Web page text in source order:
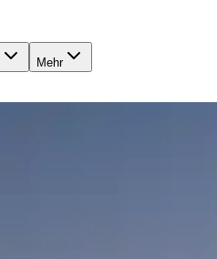
Mehr